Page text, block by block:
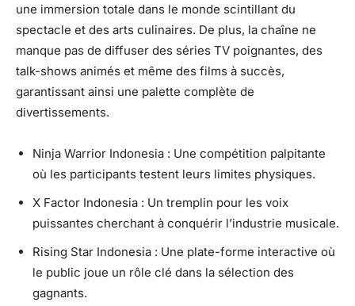
une immersion totale dans le monde scintillant du
spectacle et des arts culinaires. De plus, la chaîne ne
manque pas de diffuser des séries TV poignantes, des
talk-shows animés et même des films à succès,
garantissant ainsi une palette complète de
divertissements.
Ninja Warrior Indonesia : Une compétition palpitante
où les participants testent leurs limites physiques.
X Factor Indonesia : Un tremplin pour les voix
puissantes cherchant à conquérir l’industrie musicale.
Rising Star Indonesia : Une plate-forme interactive où
le public joue un rôle clé dans la sélection des
gagnants.